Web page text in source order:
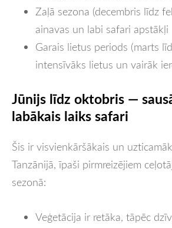
Zaļā sezona (decembris līdz
ainavas un labi safari apstākļi
Garais lietus periods (marts
intensīvāks lietus un vairāk
Jūnijs līdz oktobris —
labākais laiks safari
Šis ir visvienkāršākais un
Tanzānijā, īpaši pirmreizējiem
sezonā:
Veģetācija ir retāka, tāpēc